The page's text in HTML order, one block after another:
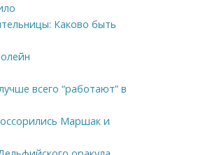
Каково быть
всего “работают” в
Маршак и